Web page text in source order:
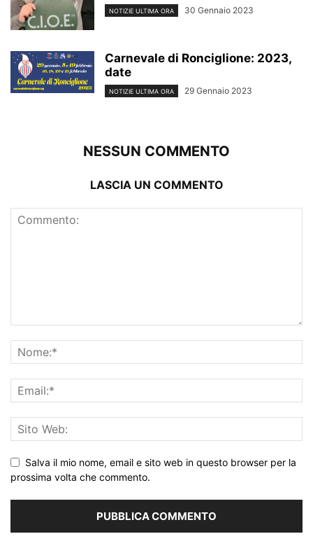
NOTIZIE ULTIMA ORA 30 Gennaio 2023
Carnevale di Ronciglione: 2023,
date
NOTIZIE ULTIMA ORA 29 Gennaio 2023
NESSUN COMMENTO
LASCIA UN COMMENTO
Salva il mio nome, email e sito web in questo browser per la
prossima volta che commento.